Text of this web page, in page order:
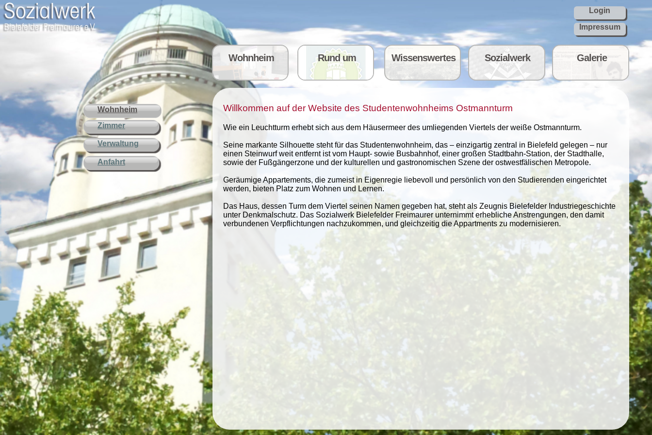
Impressum
Login
Wohnheim Rund um Wissenswertes Sozialwerk Galerie
Wohnheim
Zimmer
Verwaltung
Anfahrt
Willkommen auf der Website des Studentenwohnheims Ostmannturm
Wie ein Leuchtturm erhebt sich aus dem Häusermeer des umliegenden Viertels der weiße Ostmannturm.
Seine markante Silhouette steht für das Studentenwohnheim, das – einzigartig zentral in Bielefeld gelegen – nur
einen Steinwurf weit entfernt ist vom Haupt- sowie Busbahnhof, einer großen Stadtbahn-Station, der Stadthalle,
sowie der Fußgängerzone und der kulturellen und gastronomischen Szene der ostwestfälischen Metropole.
Geräumige Appartements, die zumeist in Eigenregie liebevoll und persönlich von den Studierenden eingerichtet
werden, bieten Platz zum Wohnen und Lernen.
Das Haus, dessen Turm dem Viertel seinen Namen gegeben hat, steht als Zeugnis Bielefelder Industriegeschichte
unter Denkmalschutz. Das Sozialwerk Bielefelder Freimaurer unternimmt erhebliche Anstrengungen, den damit
verbundenen Verpflichtungen nachzukommen, und gleichzeitig die Appartments zu modernisieren.